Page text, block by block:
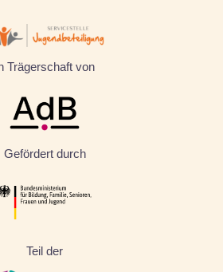
Trägerschaft von
Gefördert durch
Teil der